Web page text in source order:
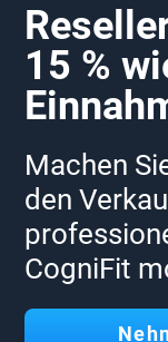
15 %
Machen
den
CogniFit